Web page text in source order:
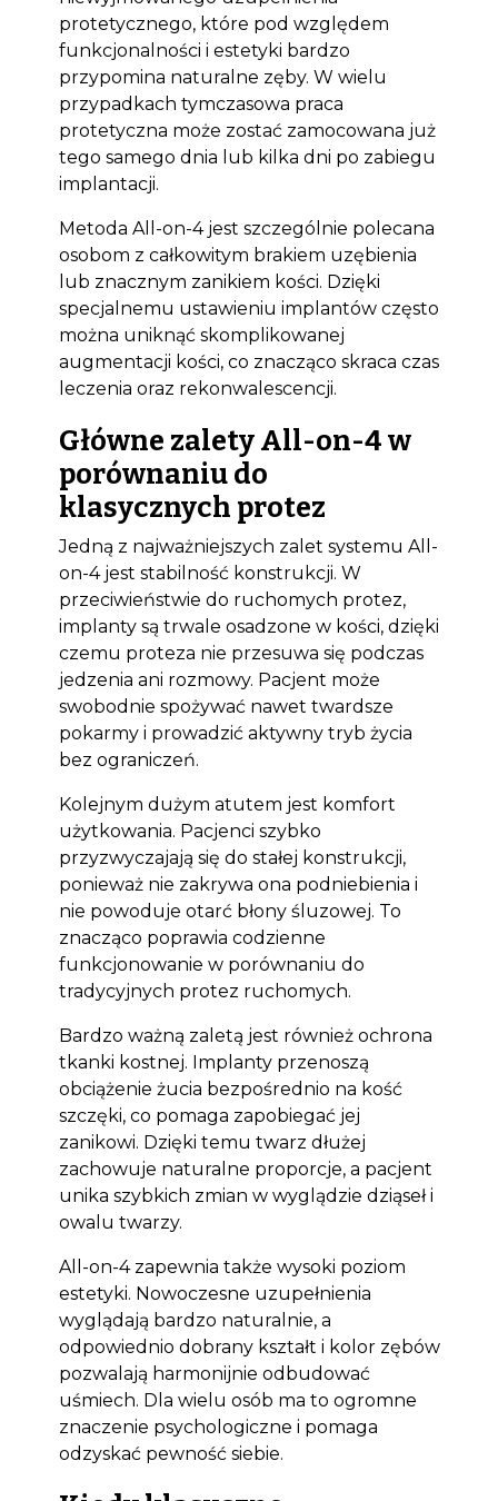
protetycznego, które pod względem
funkcjonalności i estetyki bardzo
przypomina naturalne zęby. W wielu
przypadkach tymczasowa praca
protetyczna może zostać zamocowana już
tego samego dnia lub kilka dni po zabiegu
implantacji.
Metoda All-on-4 jest szczególnie polecana
osobom z całkowitym brakiem uzębienia
lub znacznym zanikiem kości. Dzięki
specjalnemu ustawieniu implantów często
można uniknąć skomplikowanej
augmentacji kości, co znacząco skraca czas
leczenia oraz rekonwalescencji.
Główne zalety All-on-4 w
porównaniu do
klasycznych protez
Jedną z najważniejszych zalet systemu All-
on-4 jest stabilność konstrukcji. W
przeciwieństwie do ruchomych protez,
implanty są trwale osadzone w kości, dzięki
czemu proteza nie przesuwa się podczas
jedzenia ani rozmowy. Pacjent może
swobodnie spożywać nawet twardsze
pokarmy i prowadzić aktywny tryb życia
bez ograniczeń.
Kolejnym dużym atutem jest komfort
użytkowania. Pacjenci szybko
przyzwyczajają się do stałej konstrukcji,
ponieważ nie zakrywa ona podniebienia i
nie powoduje otarć błony śluzowej. To
znacząco poprawia codzienne
funkcjonowanie w porównaniu do
tradycyjnych protez ruchomych.
Bardzo ważną zaletą jest również ochrona
tkanki kostnej. Implanty przenoszą
obciążenie żucia bezpośrednio na kość
szczęki, co pomaga zapobiegać jej
zanikowi. Dzięki temu twarz dłużej
zachowuje naturalne proporcje, a pacjent
unika szybkich zmian w wyglądzie dziąseł i
owalu twarzy.
All-on-4 zapewnia także wysoki poziom
estetyki. Nowoczesne uzupełnienia
wyglądają bardzo naturalnie, a
odpowiednio dobrany kształt i kolor zębów
pozwalają harmonijnie odbudować
uśmiech. Dla wielu osób ma to ogromne
znaczenie psychologiczne i pomaga
odzyskać pewność siebie.